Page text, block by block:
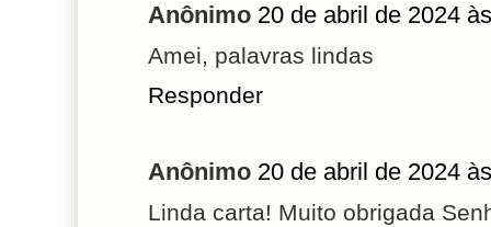
Anônimo 20 de abril de 2024
Amei, palavras lindas
Responder
Anônimo 20 de abril de 2024
Linda carta! Muito obrigada